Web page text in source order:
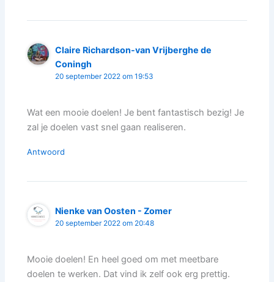
Claire Richardson-van Vrijberghe de
Coningh
20 september 2022 om 19:53
Wat een mooie doelen! Je bent fantastisch bezig! Je
zal je doelen vast snel gaan realiseren.
Antwoord
Nienke van Oosten - Zomer
20 september 2022 om 20:48
Mooie doelen! En heel goed om met meetbare
doelen te werken. Dat vind ik zelf ook erg prettig.